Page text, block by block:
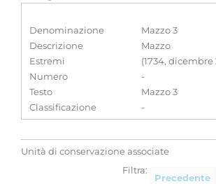
Denominazione
Mazzo 3
Descrizione
Mazzo
Estremi
(1734, dicembre
Numero
-
Testo
Mazzo 3
Classificazione
-
Unità di conservazione associate
Precedente
Filtra: